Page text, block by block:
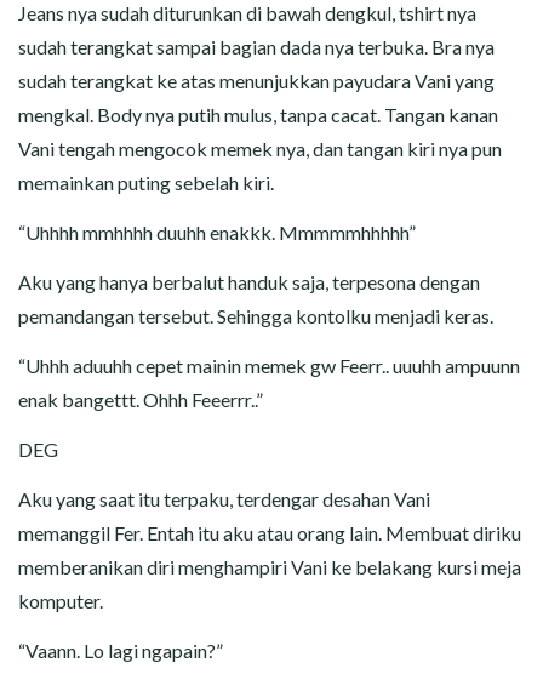
Jeans nya sudah diturunkan di bawah dengkul, tshirt nya
sudah terangkat sampai bagian dada nya terbuka. Bra nya
sudah terangkat ke atas menunjukkan payudara Vani yang
mengkal. Body nya putih mulus, tanpa cacat. Tangan kanan
Vani tengah mengocok memek nya, dan tangan kiri nya pun
memainkan puting sebelah kiri.
“Uhhhh mmhhhh duuhh enakkk. Mmmmmhhhhh”
Aku yang hanya berbalut handuk saja, terpesona dengan
pemandangan tersebut. Sehingga kontolku menjadi keras.
“Uhhh aduuhh cepet mainin memek gw Feerr.. uuuhh ampuunn
enak bangettt. Ohhh Feeerrr..”
DEG
Aku yang saat itu terpaku, terdengar desahan Vani
memanggil Fer. Entah itu aku atau orang lain. Membuat diriku
memberanikan diri menghampiri Vani ke belakang kursi meja
komputer.
“Vaann. Lo lagi ngapain?”